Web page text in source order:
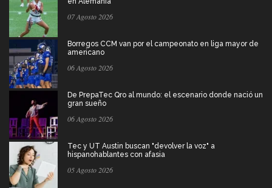
07 Agosto 2026
Borregos CCM van por el campeonato en liga mayor de
americano
06 Agosto 2026
De PrepaTec Qro al mundo: el escenario donde nació un
gran sueño
06 Agosto 2026
Tec y UT Austin buscan "devolver la voz" a
hispanohablantes con afasia
05 Agosto 2026